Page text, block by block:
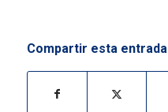
Compartir esta entrada